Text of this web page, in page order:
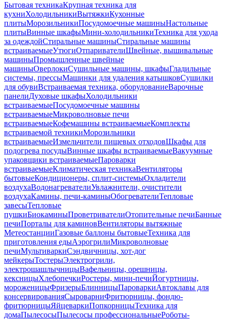
Бытовая техникаКрупная техника для
кухниХолодильникиВытяжкиКухонные
плитыМорозильникиПосудомоечные машиныНастольные
плитыВинные шкафыМини-холодильникиТехника для ухода
за одеждойСтиральные машиныСтиральные машины
встраиваемыеУтюгиОтпаривателиШвейные, вышивальные
машиныПромышленные швейные
машиныОверлокиСушильные машины, шкафыГладильные
системы, прессыМашинки для удаления катышковСушилки
для обувиВстраиваемая техника, оборудованиеВарочные
панелиДуховые шкафыХолодильники
встраиваемыеПосудомоечные машины
встраиваемыеМикроволновые печи
встраиваемыеКофемашины встраиваемыеКомплекты
встраиваемой техникиМорозильники
встраиваемыеИзмельчители пищевых отходовШкафы для
подогрева посудыВинные шкафы встраиваемыеВакуумные
упаковщики встраиваемыеПароварки
встраиваемыеКлиматическая техникаВентиляторы
бытовыеКондиционеры, сплит-системыОхладители
воздухаВодонагревателиУвлажнители, очистители
воздухаКамины, печи-каминыОбогревателиТепловые
завесыТепловые
пушкиБиокаминыПроветривателиОтопительные печиБанные
печиПорталы для каминовВентиляторы вытяжные
МетеостанцииГазовые баллоны бытовыеТехника для
приготовления едыАэрогрилиМикроволновые
печиМультиваркиСэндвичницы, хот-дог
мейкерыТостерыЭлектрогрили,
электрошашлычницыВафельницы, орешницы,
кексницыХлебопечкиРостеры, мини-печиЙогуртницы,
мороженицыФризерыБлинницыПароваркиАвтоклавы для
консервированияСыроварниФритюрницы, фондю-
фритюрницыЯйцеваркиПопкорницыТехника для
домаПылесосыПылесосы профессиональныеРоботы-